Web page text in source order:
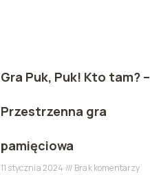
Gra Puk, Puk! Kto tam? –
Przestrzenna gra
pamięciowa
11 stycznia 2024 Brak komentarzy